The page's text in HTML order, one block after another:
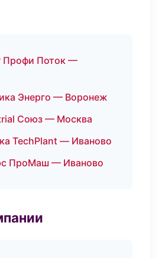
Профи Поток —
Энерго — Воронеж
Союз — Москва
TechPlant — Иваново
ПроМаш — Иваново